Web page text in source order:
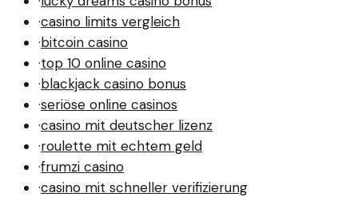
·casino limits vergleich
·bitcoin casino
·top 10 online casino
·blackjack casino bonus
·seriöse online casinos
·casino mit deutscher lizenz
·roulette mit echtem geld
·frumzi casino
·casino mit schneller verifizierung